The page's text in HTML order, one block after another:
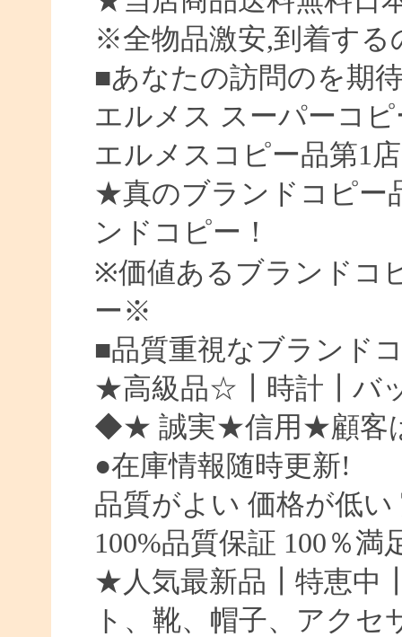
※全物品激安,到着する
■あなたの訪問のを
エルメス スーパーコ
エルメスコピー品第1
★真のブランドコピー
ンドコピー！
※価値あるブランドコ
ー※
■品質重視なブランド
★高級品☆┃時計┃バ
◆★ 誠実★信用★顧客
●在庫情報随時更新!
品質がよい 価格が低
100%品質保証 100％満
★人気最新品┃特恵中
ト、靴、帽子、アク